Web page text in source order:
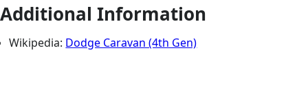
Additional Information
Wikipedia: Dodge Caravan (4th Gen)